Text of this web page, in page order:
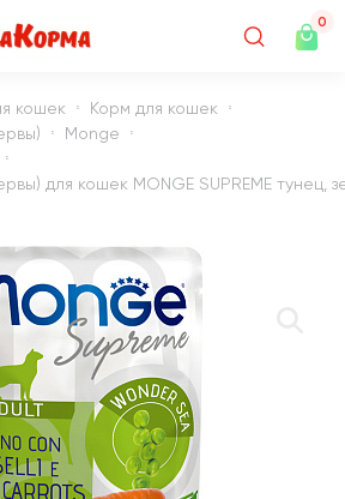
0
кошек
Корм для кошек
Monge
для кошек MONGE SUPREME